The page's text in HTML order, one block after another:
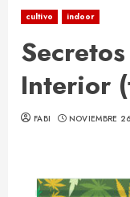
cultivo indoor
Interior
FABI NOVIEMBRE